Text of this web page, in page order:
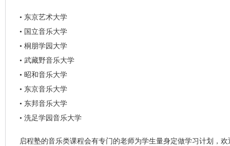
• 东京艺术大学
• 国立音乐大学
• 桐朋学园大学
• 武藏野音乐大学
• 昭和音乐大学
• 东京音乐大学
• 东邦音乐大学
• 洗足学园音乐大学
启程塾的音乐类课程会有专门的老师为学生量身定做学习计划，